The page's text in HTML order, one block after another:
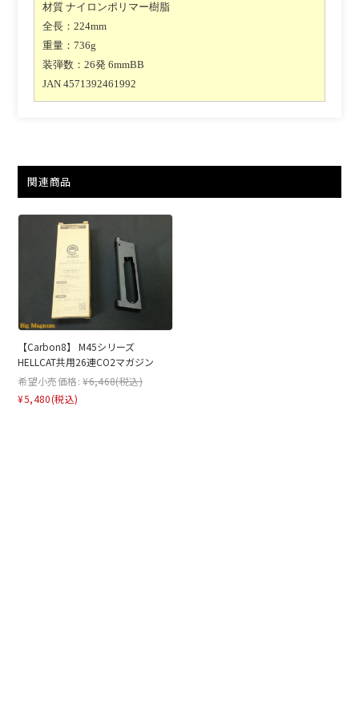
材質 ナイロンポリマー樹脂
全長：224mm
重量：736g
装弾数：26発 6mmBB
JAN 4571392461992
関連商品
【Carbon8】 M45シリーズ
HELLCAT共用26連CO2マガジン
希望小売価格: ¥6,468(税込)
¥5,480(税込)